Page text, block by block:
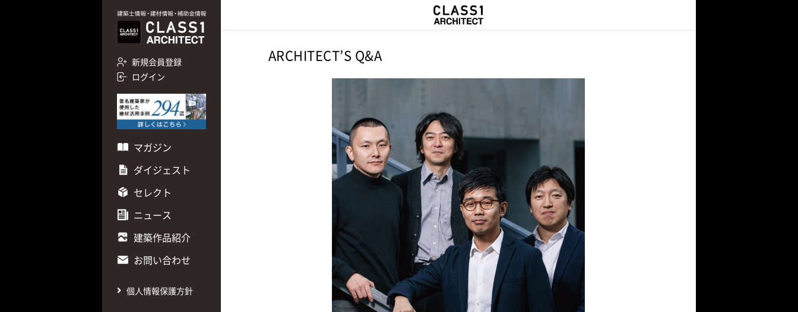
新規会員登録
ログイン
マガジン
ダイジェスト
セレクト
ニュース
建築作品紹介
お問い合わせ
個人情報保護方針
ARCHITECT’S Q&A